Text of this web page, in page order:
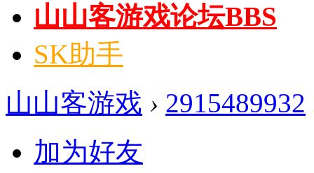
山山客游戏论坛BBS
SK助手
山山客游戏 › 2915489932
加为好友